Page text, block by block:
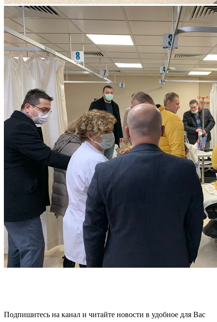
Подпишитесь на канал и читайте новости в удобное для Вас